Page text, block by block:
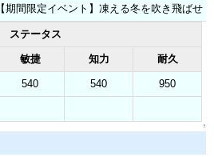
【期間限定イベント】凍える冬を吹き飛ばせ
ステータス
敏捷 知力 耐久
540 540 950
↑